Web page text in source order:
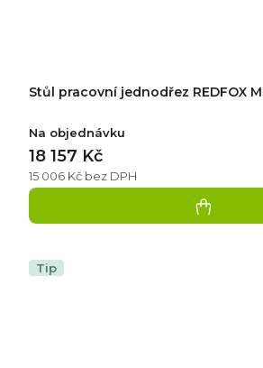
Stůl pracovní jednodřez REDFOX
Na objednávku
15 006 Kč bez DPH
18 157 Kč
Tip